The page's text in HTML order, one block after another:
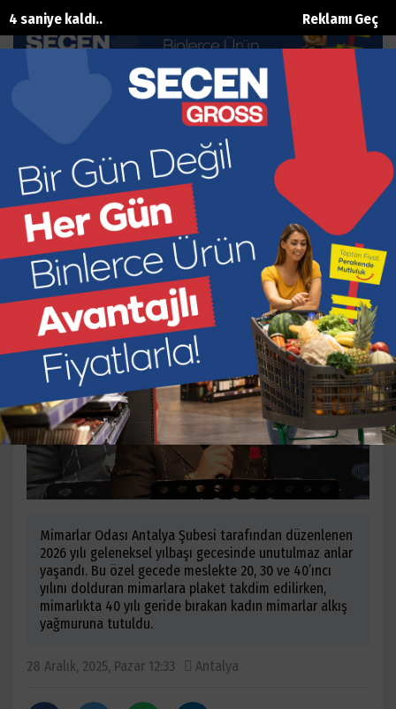
Reklamı Geç
3 saniye kaldı..
Mimarlar Odası’ndan muhteşem
gece
Ana Sayfa Magazin
Mimarlar Odası Antalya Şubesi tarafından düzenlenen
2026 yılı geleneksel yılbaşı gecesinde unutulmaz anlar
yaşandı. Bu özel gecede meslekte 20, 30 ve 40’ıncı
yılını dolduran mimarlara plaket takdim edilirken,
mimarlıkta 40 yılı geride bırakan kadın mimarlar alkış
yağmuruna tutuldu.
28 Aralık, 2025, Pazar 12:33 Antalya